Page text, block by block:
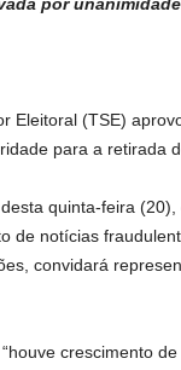
Eleitoral (TSE)
para a retirada
quinta-feira
de notícias
convidará
crescimento